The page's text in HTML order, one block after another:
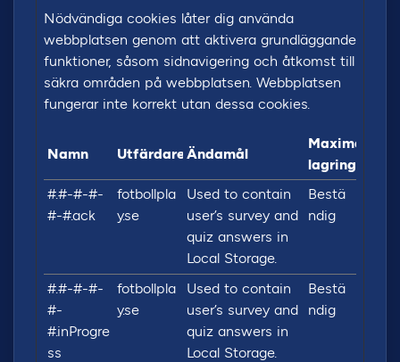
Nödvändiga cookies låter dig använda
webbplatsen genom att aktivera grundläggande
funktioner, såsom sidnavigering och åtkomst till
säkra områden på webbplatsen. Webbplatsen
fungerar inte korrekt utan dessa cookies.
Namn Utfärdare Ändamål
Maximal
lagringstid
#.#-#-#-
#-#.ack
fotbollpla
y.se
Used to contain
user’s survey and
quiz answers in
Local Storage.
Bestä
ndig
#.#-#-#-
#-
#.inProgre
ss
fotbollpla
y.se
Used to contain
user’s survey and
quiz answers in
Local Storage.
Bestä
ndig